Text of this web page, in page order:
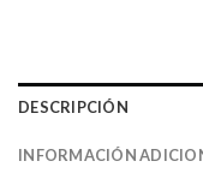
DESCRIPCIÓN
INFORMACIÓN